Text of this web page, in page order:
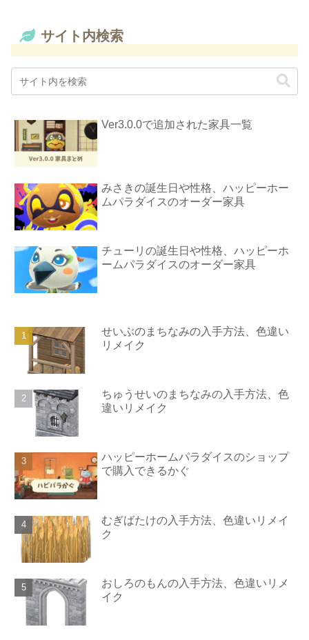
サイト内検索
Ver3.0.0で追加された家具一覧
みさきの誕生日や性格、ハッピーホー
ムパラダイスのオーダー家具
チューリの誕生日や性格、ハッピーホ
ームパラダイスのオーダー家具
せいぶのまちなみの入手方法、色違い
リメイク
ちゅうせいのまちなみの入手方法、色
違いリメイク
ハッピーホームパラダイスのショップ
で購入できるかぐ
むぎばたけの入手方法、色違いリメイ
ク
おしろのもんの入手方法、色違いリメ
イク